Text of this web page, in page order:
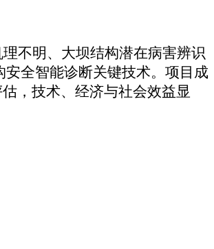
不明、大坝结构潜在病害辨识
全智能诊断关键技术。项目成
，技术、经济与社会效益显